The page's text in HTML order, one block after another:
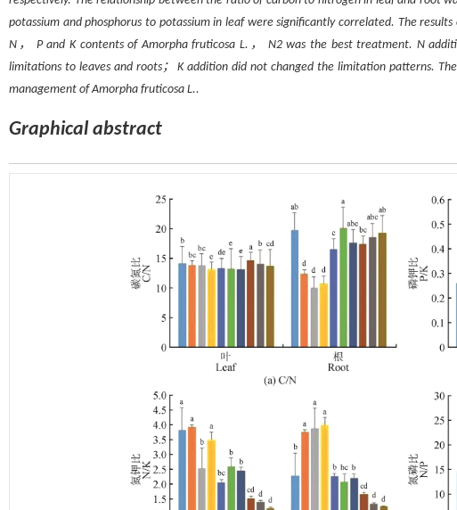
potassium and phosphorus to potassium in leaf were significantly correlated. The
N， P and K contents ofAmorpha fruticosa L.， N2 was the best treatment. N
limitations to leaves and roots； K addition did not changed the limitation patterns.
management ofAmorpha fruticosa L..
Graphical abstract